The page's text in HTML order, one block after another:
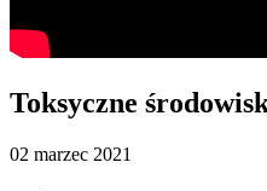
Toksyczne
02 marzec 2021